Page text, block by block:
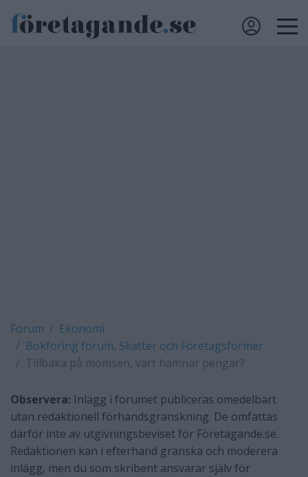
Forum
Ekonomi
Bokföring forum, Skatter och Företagsformer
Tillbaka på momsen, vart hamnar pengar?
Observera: Inlägg i forumet publiceras omedelbart
utan redaktionell förhandsgranskning. De omfattas
därför inte av utgivningsbeviset för Företagande.se.
Redaktionen kan i efterhand granska och moderera
inlägg, men du som skribent ansvarar själv för